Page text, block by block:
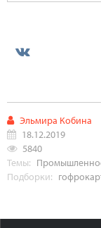
Эльмира Кобина
18.12.2019
5840
Темы:
Подборки: